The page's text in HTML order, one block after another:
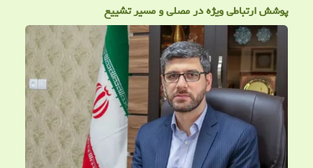
پوشش ارتباطی ویژه در مصلی و مسیر تشییع